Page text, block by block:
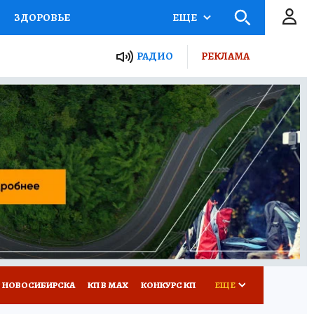
ЗДОРОВЬЕ
Я ЗНАЮ СЕМЬЯ
СЕРИАЛЫ
ВСЕ О КП РАДИО КП
ЕЩЕ
РАДИО РЕКЛАМА
КП В МАХ КОНКУРС КП ЕЩЕ